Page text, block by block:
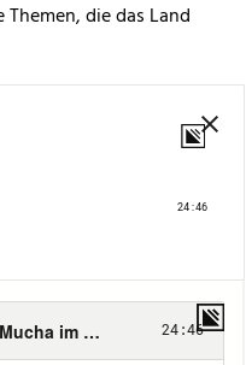
die das Land